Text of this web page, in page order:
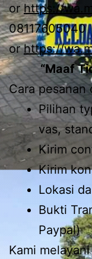
orhttps://
08117605040
orhttps://
“Maaf
Cara pesanan
Pilihan
vas,
Kirim
Kirim
Lokasi
Bukti
Paypal)
Kami